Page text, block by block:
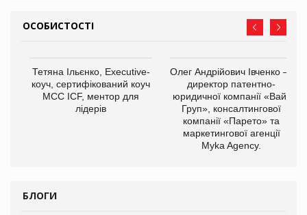
ОСОБИСТОСТІ
Тетяна Ільєнко, Executive-
коуч, сертифікований коуч
МСС ICF, ментор для
лідерів
Олег Андрійович Івченко —
директор патентно-
юридичної компанії «Вайз
Груп», консалтингової
компанії «Парето» та
маркетингової агенції
Myka Agency.
БЛОГИ